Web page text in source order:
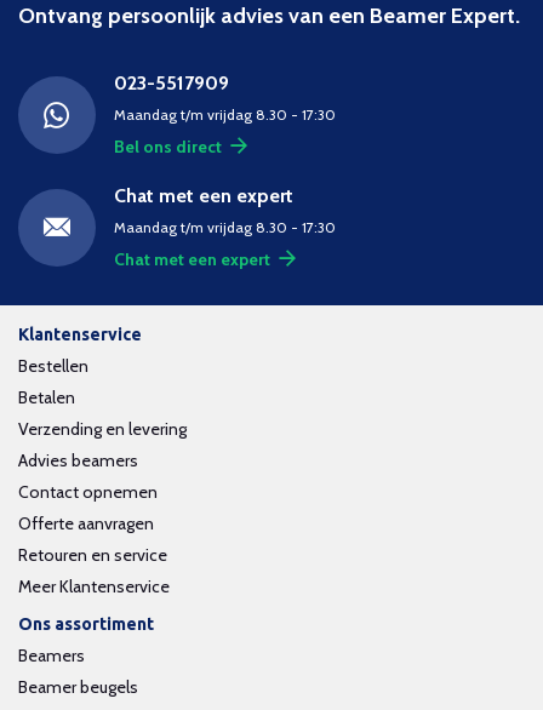
Ontvang persoonlijk advies van een Beamer Expert.
023-5517909
Maandag t/m vrijdag 8.30 - 17:30
Bel ons direct
Chat met een expert
Maandag t/m vrijdag 8.30 - 17:30
Chat met een expert
Klantenservice
Bestellen
Betalen
Verzending en levering
Advies beamers
Contact opnemen
Offerte aanvragen
Retouren en service
Meer Klantenservice
Ons assortiment
Beamers
Beamer beugels